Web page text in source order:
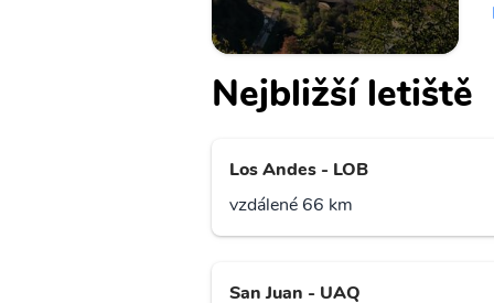
Nejbližší letiště
Los Andes - LOB
vzdálené 66 km
San Juan - UAQ